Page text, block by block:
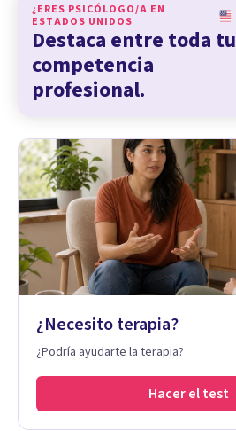
¿ERES PSICÓLOGO/A EN
ESTADOS UNIDOS
Destaca entre toda tu
competencia
profesional.
¿Necesito terapia?
¿Podría ayudarte la terapia?
Hacer el test